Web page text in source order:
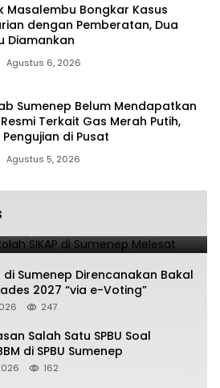
Masalembu Bongkar Kasus
dengan Pemberatan, Dua
Diamankan
Agustus 6, 2026
Sumenep Belum Mendapatkan
Terkait Gas Merah Putih,
Pengujian di Pusat
Agustus 5, 2026
di Sumenep Direncanakan Bakal
2027 “via e-Voting”
247
Salah Satu SPBU Soal
di SPBU Sumenep
162